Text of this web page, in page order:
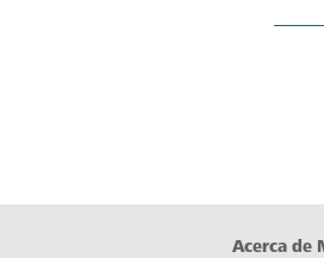
Acerca de